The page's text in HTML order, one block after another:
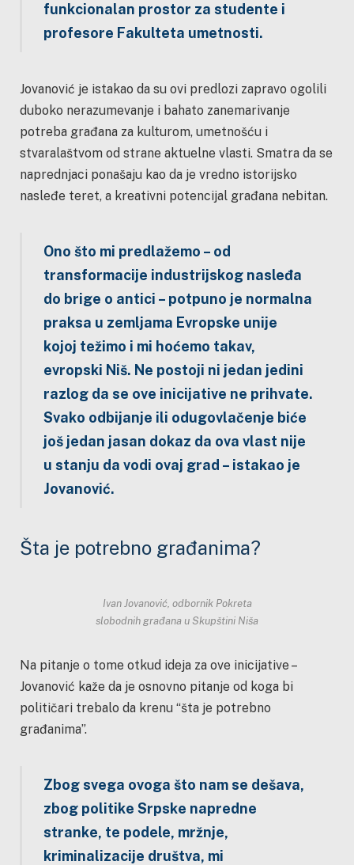
funkcionalan prostor za studente i
profesore Fakulteta umetnosti.
Jovanović je istakao da su ovi predlozi zapravo ogolili
duboko nerazumevanje i bahato zanemarivanje
potreba građana za kulturom, umetnošću i
stvaralaštvom od strane aktuelne vlasti. Smatra da se
naprednjaci ponašaju kao da je vredno istorijsko
nasleđe teret, a kreativni potencijal građana nebitan.
Ono što mi predlažemo – od
transformacije industrijskog nasleđa
do brige o antici – potpuno je normalna
praksa u zemljama Evropske unije
kojoj težimo i mi hoćemo takav,
evropski Niš. Ne postoji ni jedan jedini
razlog da se ove inicijative ne prihvate.
Svako odbijanje ili odugovlačenje biće
još jedan jasan dokaz da ova vlast nije
u stanju da vodi ovaj grad – istakao je
Jovanović.
Šta je potrebno građanima?
Ivan Jovanović, odbornik Pokreta
slobodnih građana u Skupštini Niša
Na pitanje o tome otkud ideja za ove inicijative –
Jovanović kaže da je osnovno pitanje od koga bi
političari trebalo da krenu “šta je potrebno
građanima”.
Zbog svega ovoga što nam se dešava,
zbog politike Srpske napredne
stranke, te podele, mržnje,
kriminalizacije društva, mi